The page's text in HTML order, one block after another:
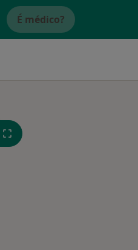
É médico?
Qua
12 Ago